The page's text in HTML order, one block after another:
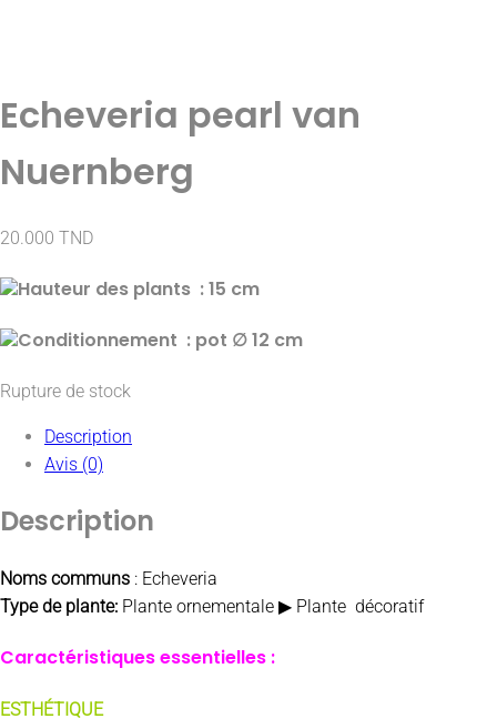
Echeveria pearl van
Nuernberg
20.000 TND
Hauteur des plants : 15 cm
Conditionnement : pot ∅ 12 cm
Rupture de stock
Description
Avis (0)
Description
Noms communs : Echeveria
Type de plante: Plante ornementale ▶ Plante décoratif
Caractéristiques essentielles :
ESTHÉTIQUE